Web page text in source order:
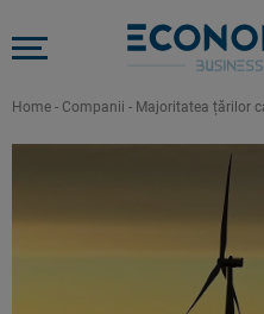
Home - Companii - Majoritatea țărilor